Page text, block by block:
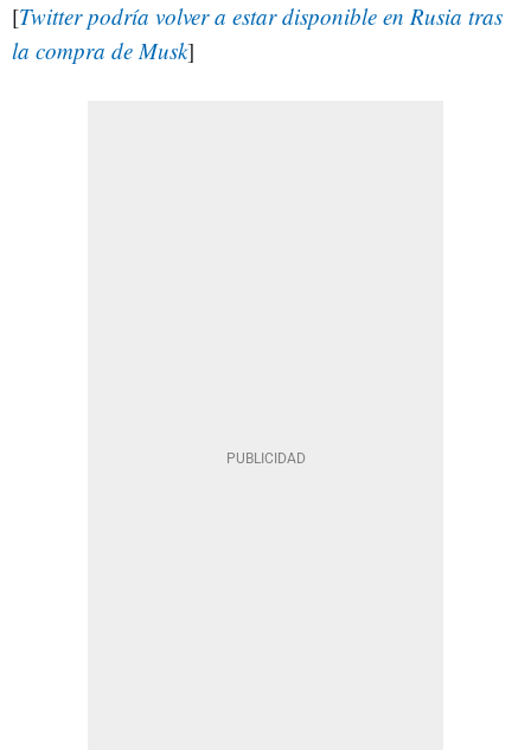
[Twitter podría volver a estar disponible en Rusia tras
la compra de Musk]